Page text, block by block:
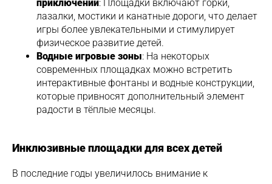
приключений: Площадки включают горки,
лазалки, мостики и канатные дороги, что делает
игры более увлекательными и стимулирует
физическое развитие детей.
Водные игровые зоны: На некоторых
современных площадках можно встретить
интерактивные фонтаны и водные конструкции,
которые привносят дополнительный элемент
радости в тёплые месяцы.
Инклюзивные площадки для всех детей
В последние годы увеличилось внимание к